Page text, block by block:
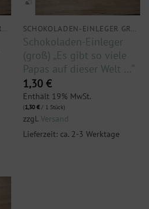
SCHOKOLADEN-EINLEGER GROSS SCHOKOLADEN-EINLEGER GROSS
Schokoladen-Einleger
(groß) „Es gibt so viele
Papas auf dieser Welt …“
1,30 €
Enthält 19% MwSt.
(1,30€/ 1 Stück)
zzgl. Versand
Lieferzeit: ca. 2-3 Werktage